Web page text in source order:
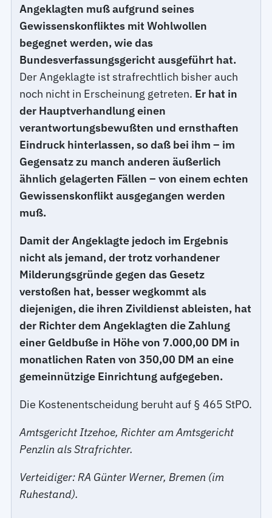
Angeklagten muß aufgrund seines
Gewissenskonfliktes mit Wohlwollen
begegnet werden, wie das
Bundesverfassungsgericht ausgeführt hat.
Der Angeklagte ist strafrechtlich bisher auch
noch nicht in Erscheinung getreten. Er hat in
der Hauptverhandlung einen
verantwortungsbewußten und ernsthaften
Eindruck hinterlassen, so daß bei ihm – im
Gegensatz zu manch anderen äußerlich
ähnlich gelagerten Fällen – von einem echten
Gewissenskonflikt ausgegangen werden
muß.
Damit der Angeklagte jedoch im Ergebnis
nicht als jemand, der trotz vorhandener
Milderungsgründe gegen das Gesetz
verstoßen hat, besser wegkommt als
diejenigen, die ihren Zivildienst ableisten, hat
der Richter dem Angeklagten die Zahlung
einer Geldbuße in Höhe von 7.000,00 DM in
monatlichen Raten von 350,00 DM an eine
gemeinnützige Einrichtung aufgegeben.
Die Kostenentscheidung beruht auf § 465 StPO.
Amtsgericht Itzehoe, Richter am Amtsgericht
Penzlin als Strafrichter.
Verteidiger: RA Günter Werner, Bremen (im
Ruhestand).